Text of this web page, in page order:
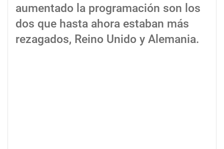
aumentado la programación son los
dos que hasta ahora estaban más
rezagados, Reino Unido y Alemania.